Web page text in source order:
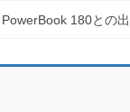
180との